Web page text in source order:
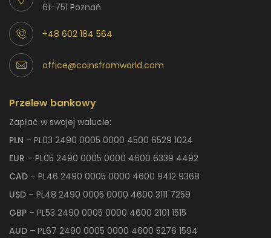
61-751 Poznań
+48 602 184 564
office@coinsfromworld.com
Przelew bankowy
Zapłać w swojej walucie:
PLN – PL03 2490 0005 0000 4500 6529 1024
EUR – PL05 2490 0005 0000 4600 6339 4492
CAD – PL46 2490 0005 0000 4600 9412 9368
USD – PL48 2490 0005 0000 4600 3111 7259
GBP – PL53 2490 0005 0000 4600 2101 1515
AUD – PL67 2490 0005 0000 4600 5276 1594